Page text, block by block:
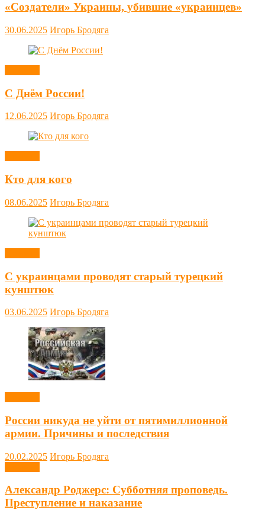
«Создатели» Украины, убившие «украинцев»
30.06.2025 Игорь Бродяга
С Днём России!
12.06.2025 Игорь Бродяга
Кто для кого
08.06.2025 Игорь Бродяга
С украинцами проводят старый турецкий
кунштюк
03.06.2025 Игорь Бродяга
России никуда не уйти от пятимиллионной
армии. Причины и последствия
20.02.2025 Игорь Бродяга
Александр Роджерс: Субботняя проповедь.
Преступление и наказание